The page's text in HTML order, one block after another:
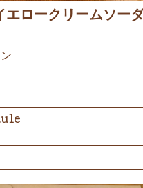
エロークリームソーダ